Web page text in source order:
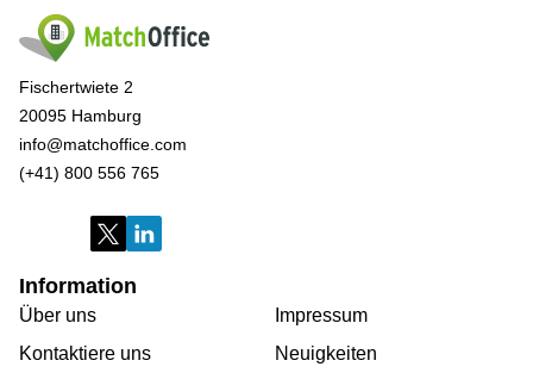
Fischertwiete 2
20095 Hamburg
info@matchoffice.com
(+41) 800 556 765
Information
Über uns
Kontaktiere uns
Impressum
Neuigkeiten